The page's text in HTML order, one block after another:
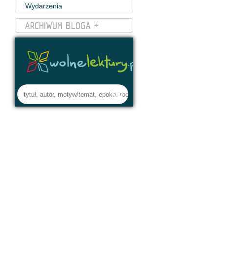
Wydarzenia
ARCHIWUM BLOGA +